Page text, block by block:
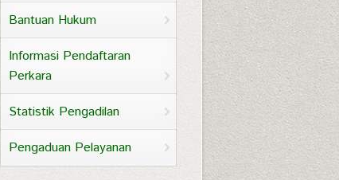
Bantuan Hukum
Informasi Pendaftaran
Perkara
Statistik Pengadilan
Pengaduan Pelayanan